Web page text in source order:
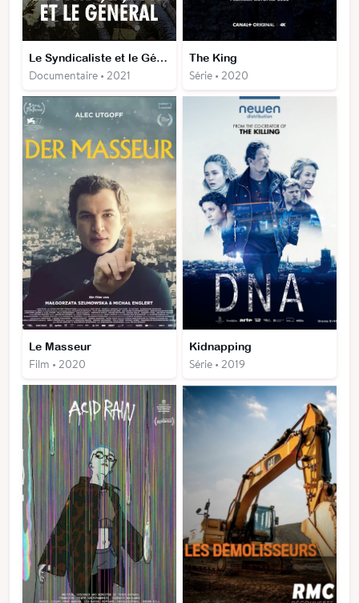
Le Syndicaliste et le Général - L’Ultime Combat de la Pologne communiste
Documentaire • 2021
The King
Série • 2020
Le Masseur
Film • 2020
Kidnapping
Série • 2019